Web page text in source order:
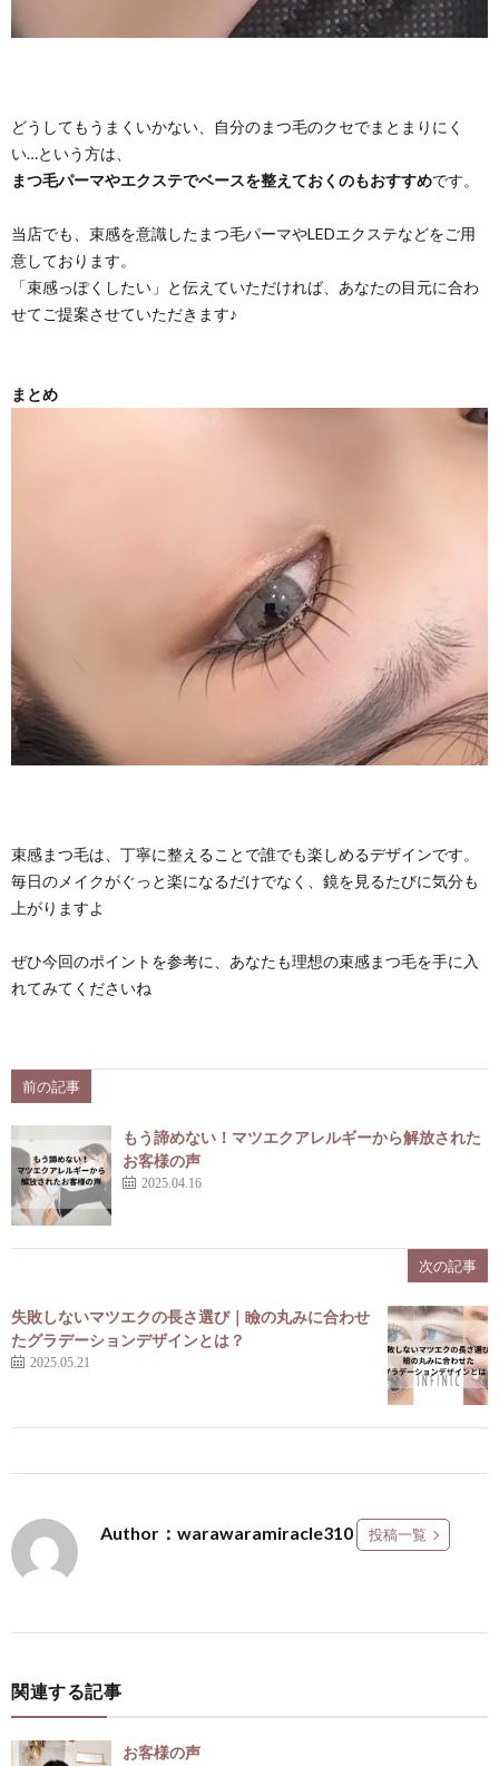
どうしてもうまくいかない、自分のまつ毛のクセでまとまりにく
い…という方は、
まつ毛パーマやエクステでベースを整えておくのもおすすめです。
当店でも、束感を意識したまつ毛パーマやLEDエクステなどをご用
意しております。
「束感っぽくしたい」と伝えていただければ、あなたの目元に合わ
せてご提案させていただきます♪
まとめ
束感まつ毛は、丁寧に整えることで誰でも楽しめるデザインです。
毎日のメイクがぐっと楽になるだけでなく、鏡を見るたびに気分も
上がりますよ
ぜひ今回のポイントを参考に、あなたも理想の束感まつ毛を手に入
れてみてくださいね
前の記事
もう諦めない！マツエクアレルギーから解放された
お客様の声
2025.04.16
次の記事
失敗しないマツエクの長さ選び｜瞼の丸みに合わせ
たグラデーションデザインとは？
2025.05.21
Author：warawaramiracle310 投稿一覧
関連する記事
お客様の声